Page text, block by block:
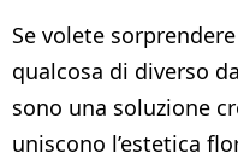
Se volete
qualcosa di diverso
sono una soluzione
uniscono l’estetica